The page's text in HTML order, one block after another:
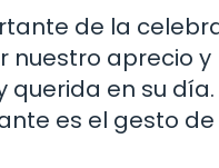
de la
nuestro aprecio y
en su día.
es el gesto de